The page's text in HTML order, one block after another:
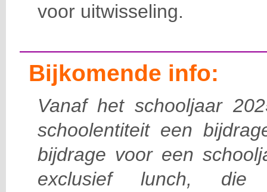
voor uitwisseling.
Bijkomende info:
Vanaf het schooljaar
schoolentiteit een
bijdrage voor een
exclusief lunch, die